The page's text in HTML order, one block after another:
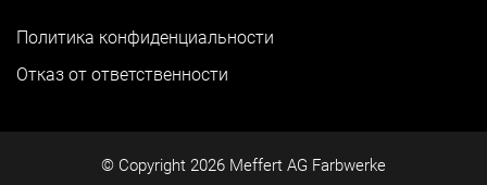
Политика конфиденциальности
Отказ от ответственности
© Copyright 2026 Meffert AG Farbwerke